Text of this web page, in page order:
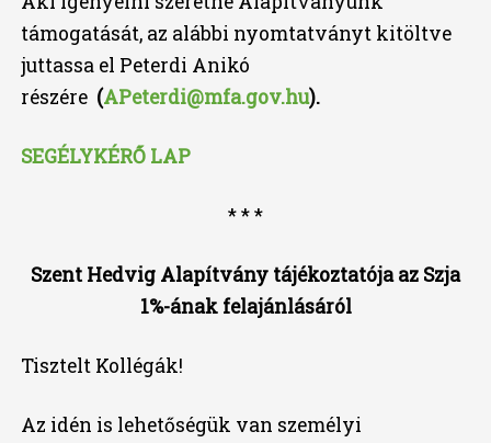
támogatását, az alábbi nyomtatványt kitöltve
juttassa el Peterdi Anikó
részére(APeterdi@mfa.gov.hu).
SEGÉLYKÉRŐ LAP
* * *
Szent Hedvig Alapítvány tájékoztatója az Szja
1%-ának felajánlásáról
Tisztelt Kollégák!
Az idén is lehetőségük van személyi